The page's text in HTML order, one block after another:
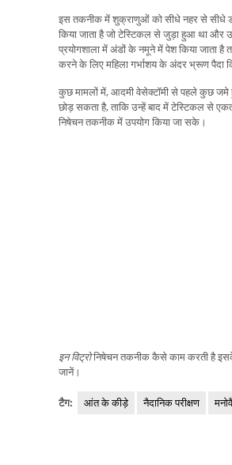
इस तकनीक में शुक्राणुओं को सीधे नहर से सीधे
किया जाता है जो टेस्टिकल से जुड़ा हुआ था और
प्रयोगशाला में अंडों के नमूने में पेश किया जाता है
करने के लिए महिला गर्भाशय के अंदर भ्रूण पैदा
कुछ मामलों में, आदमी वेसेक्टॉमी से पहले कुछ जमे
छोड़ सकता है, ताकि उन्हें बाद में टेस्टिकल से
निषेचन तकनीक में उपयोग किया जा सके।
इन विट्रोनिषेचन तकनीक कैसे काम करती है
जानें।
टैग: आंत के कीड़े नैदानिक ​​परीक्षण